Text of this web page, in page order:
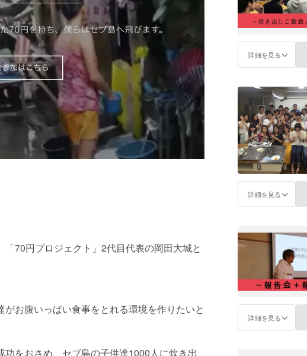
70円プロジェクト」2代目代表の岡田大城と
お腹いっぱい食事をとれる環境を作りたいと
をおさめ、セブ島の子供達1000人に炊き出
詳細を見る
詳細を見る
詳細を見る